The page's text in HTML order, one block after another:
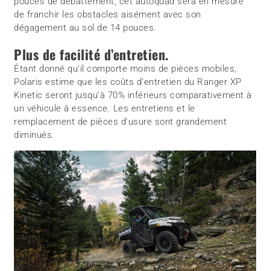
pouces de débattement, cet autoquad sera en mesure
de franchir les obstacles aisément avec son
dégagement au sol de 14 pouces.
Plus de facilité d’entretien.
Étant donné qu’il comporte moins de pièces mobiles,
Polaris estime que les coûts d’entretien du Ranger XP
Kinetic seront jusqu’à 70% inférieurs comparativement à
un véhicule à essence. Les entretiens et le
remplacement de pièces d’usure sont grandement
diminués.